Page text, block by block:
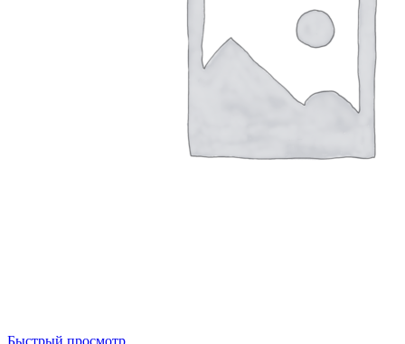
Быстрый просмотр